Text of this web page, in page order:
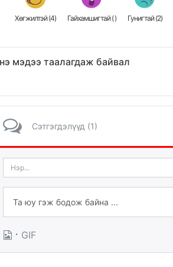
Хөгжилтэй (4) Гайхамшигтай () Гунигтай (2)
мэдээ таалагдаж байвал
Сэтгэгдэлүүд (1)
· GIF